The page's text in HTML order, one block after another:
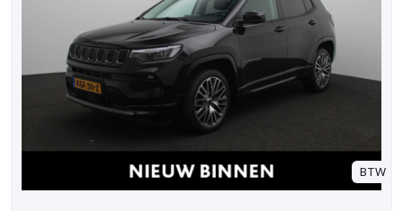
BTW